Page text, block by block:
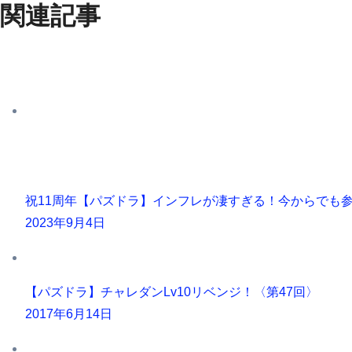
関連記事
祝11周年【パズドラ】インフレが凄すぎる！今からでも
2023年9月4日
【パズドラ】チャレダンLv10リベンジ！〈第47回〉
2017年6月14日